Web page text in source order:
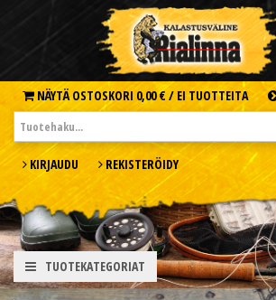
NÄYTÄ OSTOSKORI 0,00 € / EI TUOTTEITA
KIRJAUDU REKISTERÖIDY
TUOTEKATEGORIAT